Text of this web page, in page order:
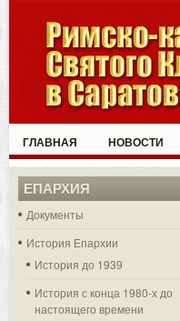
ГЛАВНАЯ НОВОСТИ
ЕПАРХИЯ
Документы
История Епархии
История до 1939
История с конца 1980-х до
настоящего времени